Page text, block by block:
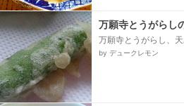
万願寺とうがらし
万願寺とうがらし、
by デュークレモン